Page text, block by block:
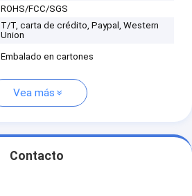
ROHS/FCC/SGS
T/T, carta de crédito, Paypal, Western
Union
Embalado en cartones
Vea más
Contacto